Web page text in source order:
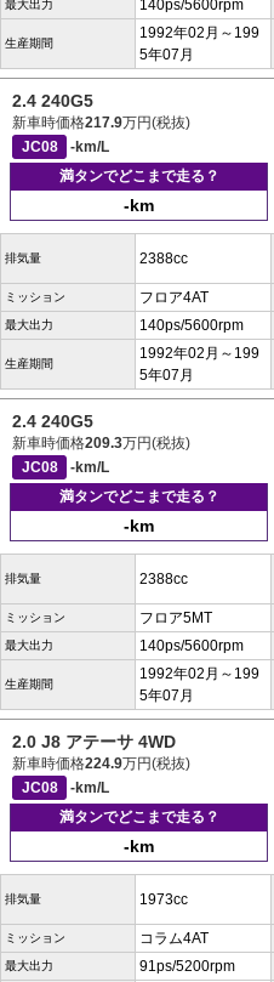
最大出力 140ps/5600rpm
生産期間
1992年02月～199
5年07月
2.4 240G5
新車時価格217.9万円(税抜)
JC08
-km/L
満タンでどこまで走る？
-km
排気量 2388cc
ミッション フロア4AT
最大出力 140ps/5600rpm
生産期間
1992年02月～199
5年07月
2.4 240G5
新車時価格209.3万円(税抜)
JC08
-km/L
満タンでどこまで走る？
-km
排気量 2388cc
ミッション フロア5MT
最大出力 140ps/5600rpm
生産期間
1992年02月～199
5年07月
2.0 J8 アテーサ 4WD
新車時価格224.9万円(税抜)
JC08
-km/L
満タンでどこまで走る？
-km
排気量 1973cc
ミッション コラム4AT
最大出力 91ps/5200rpm